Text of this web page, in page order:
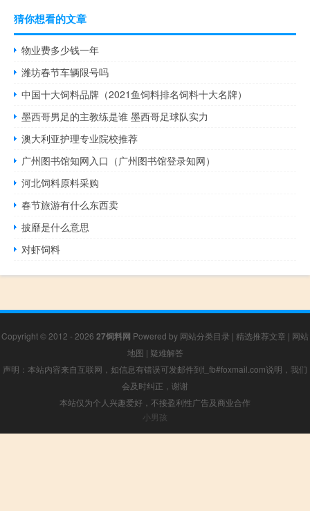
猜你想看的文章
物业费多少钱一年
潍坊春节车辆限号吗
中国十大饲料品牌（2021鱼饲料排名饲料十大名牌）
墨西哥男足的主教练是谁 墨西哥足球队实力
澳大利亚护理专业院校推荐
广州图书馆知网入口（广州图书馆登录知网）
河北饲料原料采购
春节旅游有什么东西卖
披靡是什么意思
对虾饲料
Copyright © 2012 - 2026 27饲料网 Powered by 网站分类目录 | 精选推荐文章 | 网站
地图 | 疑难解答
声明：本站内容来自互联网，如信息有错误可发邮件到f_fb#foxmail.com说明，我们
会及时纠正，谢谢
本站仅为个人兴趣爱好，不接盈利性广告及商业合作
小男孩